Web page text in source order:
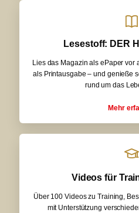
Lesestoff: DER
Lies das Magazin als ePaper vor
als Printausgabe – und genieße
rund um das
Mehr
Videos für
Über 100 Videos zu Training,
mit Unterstützung